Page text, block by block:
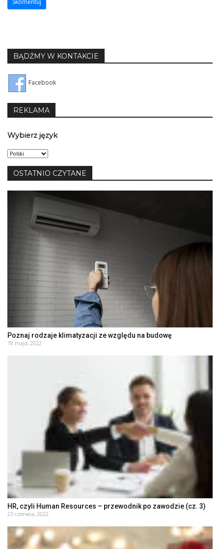
BĄDŹMY W KONTAKCIE
Facebook
REKLAMA
Wybierz język
Wybierz
język
OSTATNIO CZYTANE
Poznaj rodzaje klimatyzacji ze względu na budowę
18 maja, 2022
HR, czyli Human Resources – przewodnik po zawodzie (cz. 3)
23 czerwca, 2022